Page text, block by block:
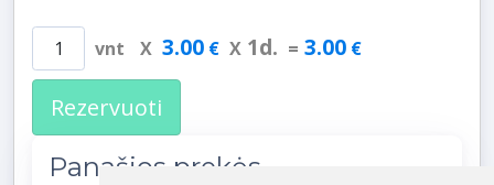
vnt X 3.00 € X 1d. = 3.00 €
Rezervuoti
Panašios prekės